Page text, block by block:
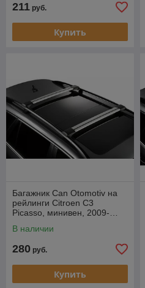
211 руб.
Купить
Багажник Can Otomotiv на
рейлинги Citroen C3
Picasso, минивен, 2009-…
В наличии
280 руб.
Купить